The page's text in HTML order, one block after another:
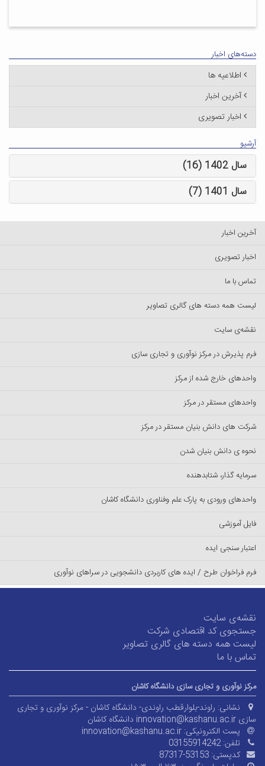
دسته‌های اخبار
اطلاعیه ها
آخرین اخبار
اخبار تصویری
آرشیو
سال 1402 (16)
سال 1401 (7)
آخرین اخبار
اخبار تصویری
تماس با ما
لیست همه دسته های گالری تصاویر
نقشه‌ی سایت
فرم پذیرش در مرکز نوآوری و تجاری سازی
واحدهای خارج شده از مرکز
واحدهای مستقر در مرکز
شرکت های دانش بنیان مستقر در مرکز
نحوه ی دانش بنیان شدن
سرمایه گذار، شتابدهنده
واحدهای ورودی به پارک علم وفناوری دانشگاه کاشان
فایل آموزشی
اعتبار سنجی ایده
فرم فراخوان طرح / ایده های کاربردی دانشجویی در سراهای نوآوری
نقشه‌ی سایت
جستجوی کد اقتصادی شرکت
لیست همه دسته های گالری تصاویر
تماس با ما
مرکز نوآوری و تجاری سازی دانشگاه کاشان
نشانی: راوند-بلوارقطب راوندی- دانشگاه کاشان - مرکز نوآوری و تجاری
سازی innovation@kashanu.ac.ir
دانشگاه کاشان
پست الکترونیکی: innovation@kashanu.ac.ir
تلفن:03155914242
کدپستی: 87317-53153